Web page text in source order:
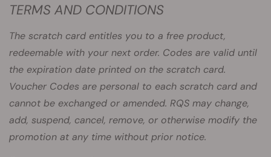
TERMS AND CONDITIONS
The scratch card entitles you to a free product,
redeemable with your next order. Codes are valid until
the expiration date printed on the scratch card.
Voucher Codes are personal to each scratch card and
cannot be exchanged or amended. RQS may change,
add, suspend, cancel, remove, or otherwise modify the
promotion at any time without prior notice.